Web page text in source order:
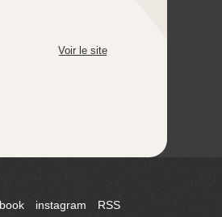
Voir le site
instagram RSS